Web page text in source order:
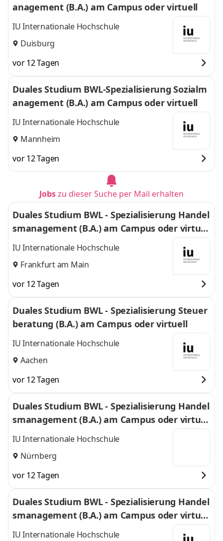
anagement (B.A.) am Campus oder virtuell
IU Internationale Hochschule
Duisburg
vor 12 Tagen
Duales Studium BWL-Spezialisierung Sozialm
anagement (B.A.) am Campus oder virtuell
IU Internationale Hochschule
Mannheim
vor 12 Tagen
Jobszu dieser Suche per Mail erhalten
Duales Studium BWL - Spezialisierung Handel
smanagement (B.A.) am Campus oder virtuel
l
IU Internationale Hochschule
Frankfurt am Main
vor 12 Tagen
Duales Studium BWL - Spezialisierung Steuer
beratung (B.A.) am Campus oder virtuell
IU Internationale Hochschule
Aachen
vor 12 Tagen
Duales Studium BWL - Spezialisierung Handel
smanagement (B.A.) am Campus oder virtuel
l
IU Internationale Hochschule
Nürnberg
vor 12 Tagen
Duales Studium BWL - Spezialisierung Handel
smanagement (B.A.) am Campus oder virtuel
l
IU Internationale Hochschule